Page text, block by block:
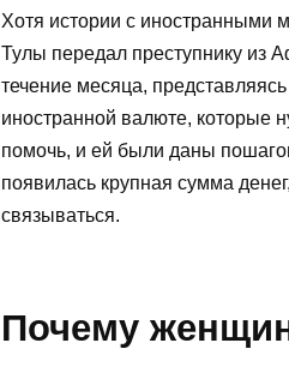
Хотя истории с иностранными
Тулы передал преступнику из
течение месяца,
иностранной валюте, которые
помочь, и ей были даны
появилась крупная сумма
связываться.
Почему